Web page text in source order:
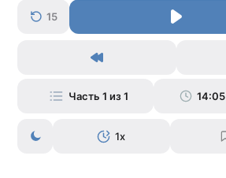
15
Часть 1 из 1 14:05
1x